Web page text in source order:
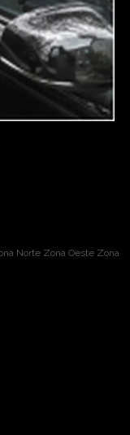
Norte Zona Oeste Zona